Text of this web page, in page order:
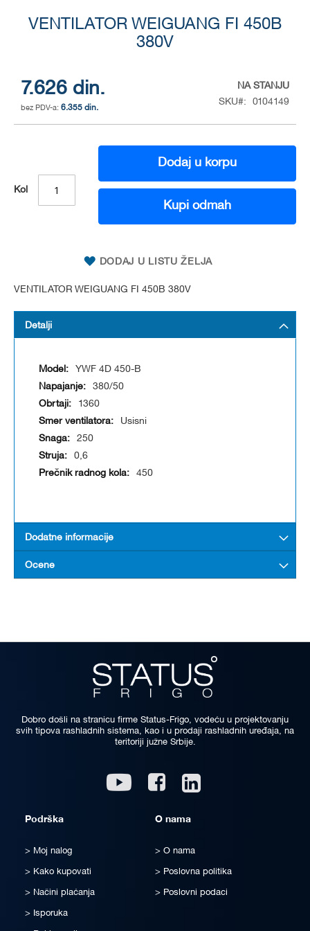
VENTILATOR WEIGUANG FI 450B
380V
7.626 din.
6.355 din.
NA STANJU
SKU
0104149
Kol
Dodaj u korpu
Kupi odmah
DODAJ U LISTU ŽELJA
VENTILATOR WEIGUANG FI 450B 380V
to
the
images
gallery
Detalji
YWF 4D 450-B
380/50
1360
Usisni
250
0,6
450
Dodatne informacije
Ocene
Dobro došli na stranicu firme Status-Frigo, vodeću u projektovanju
svih tipova rashladnih sistema, kao i u prodaji rashladnih uređaja, na
teritoriji južne Srbije.
Youtube Facebook
Podrška
Moj nalog
Kako kupovati
Načini plaćanja
Isporuka
O nama
O nama
Poslovna politika
Poslovni podaci